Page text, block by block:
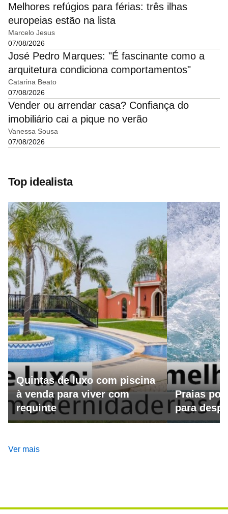
Melhores refúgios para férias: três ilhas
europeias estão na lista
Marcelo Jesus
07/08/2026
José Pedro Marques: "É fascinante como a
arquitetura condiciona comportamentos"
Catarina Beato
07/08/2026
Vender ou arrendar casa? Confiança do
imobiliário cai a pique no verão
Vanessa Sousa
07/08/2026
Top idealista
Quintas de luxo com piscina
à venda para viver com
requinte
Praias
para
Ver mais